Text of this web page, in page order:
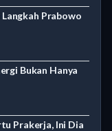
Prabowo
Bukan Hanya
Prakerja, Ini Dia